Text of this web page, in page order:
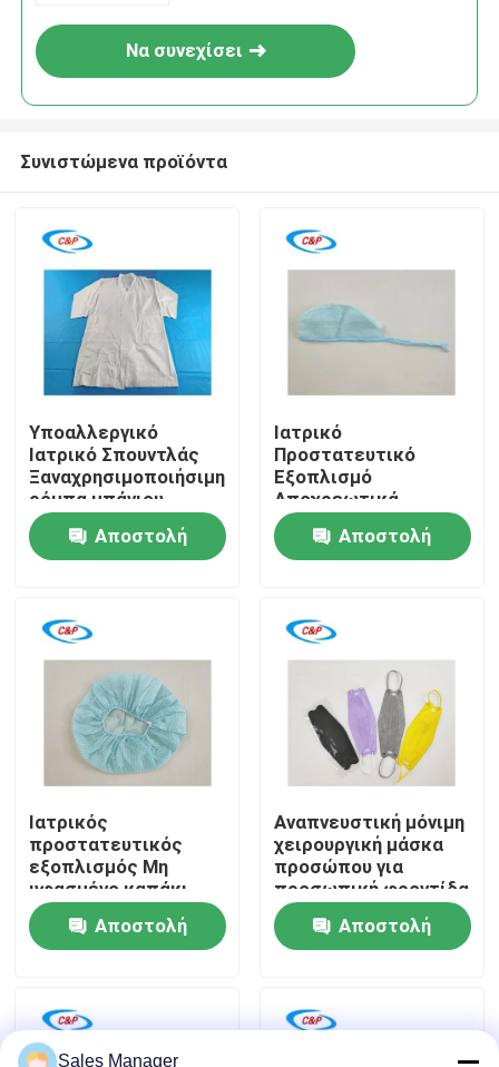
Σπίτι
Προϊόντα
Βίντεο
Εμφάνιση VR
Σχετικά με εμάς
Επισκεψή εργοστασίου
Έλεγχος ποιότητας
Επικοινωνήστε μαζί μας
Υποθέσεις
Να συνεχίσει
Συνιστώμενα προϊόντα
Υποαλλεργικό
Ιατρικό Σπουντλάς
Ξαναχρησιμοποιήσιμη
ρόμπα μπάνιου
μονόχρηστη ρόμπα
ασθενούςΑποστολή
Ιατρικό
Προστατευτικό
Εξοπλισμό
Αποχρεωτικά
ιατρικά καπέλα για
βέλτιστη προστασία
και άνεση σε χώρους
Αποστολή
Ιατρικός
προστατευτικός
εξοπλισμός Μη
υφασμένο καπάκι
απομόνωσης για
κάλυψη και
προστασία
Αποστολή
Αναπνευστική μόνιμη
χειρουργική μάσκα
προσώπου για
προσωπική φροντίδα
Αποστολή
Sales Manager